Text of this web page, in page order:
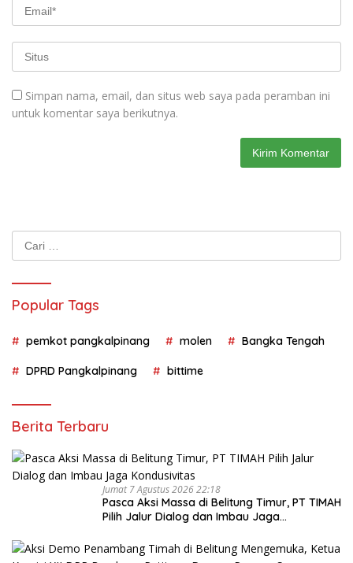
Simpan nama, email, dan situs web saya pada peramban ini
untuk komentar saya berikutnya.
Cari
untuk:
Popular Tags
pemkot pangkalpinang molen Bangka Tengah
DPRD Pangkalpinang bittime
Berita Terbaru
Jumat 7 Agustus 2026 22:18
Pasca Aksi Massa di Belitung Timur, PT TIMAH
Pilih Jalur Dialog dan Imbau Jaga